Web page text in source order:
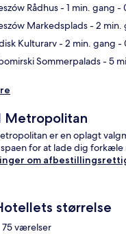
Rådhus- 1 min. gang -
Markedsplads- 2 min.
Kulturarv- 2 min. gang -
Sommerpalads- 5
Metropolitan
er en oplagt
for at lade dig forkæle
om
størrelse
75 værelser